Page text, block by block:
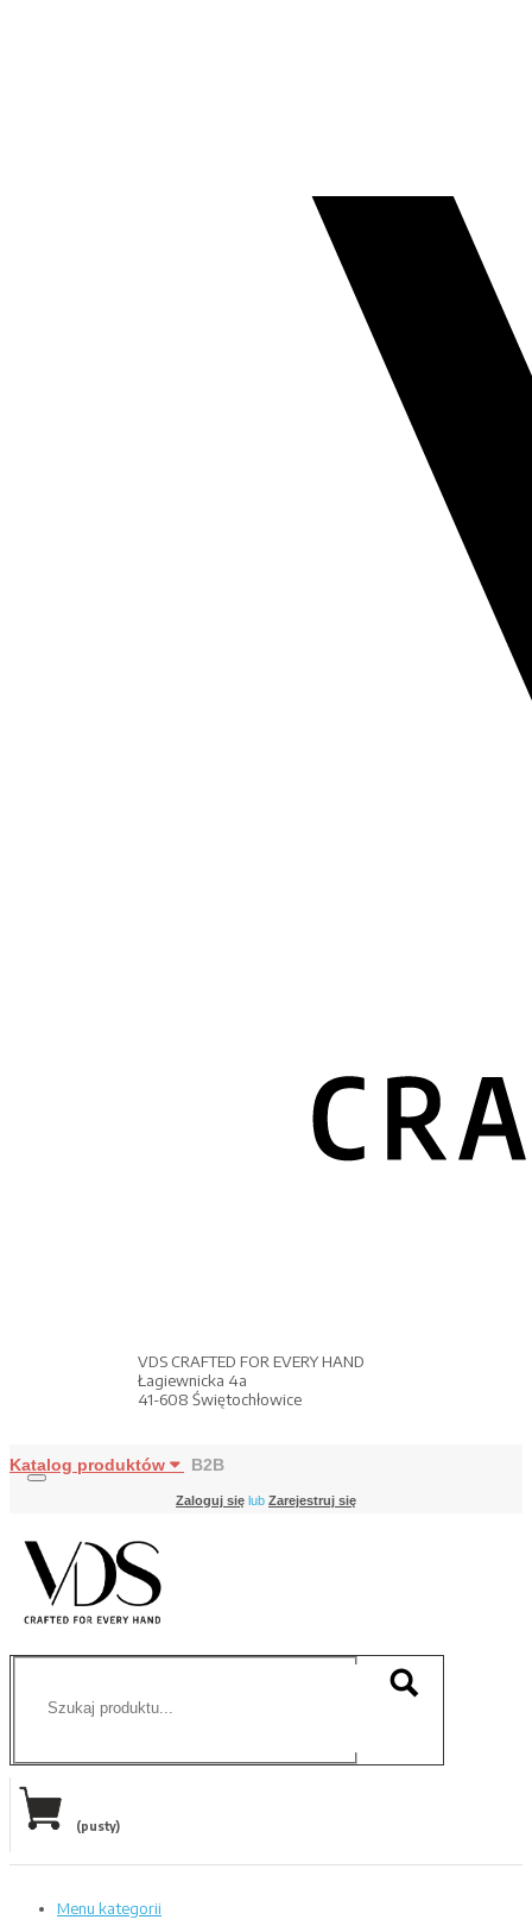
VDS CRAFTED FOR EVERY HAND
Łagiewnicka 4a
41-608 Świętochłowice
Katalog produktów B2B
Zaloguj się lub Zarejestruj się
(pusty)
Menu kategorii